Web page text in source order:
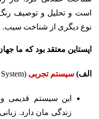
است و تحلیل و توصیف
نوع دیگری از شناخت سیب.
اپستاین معتقد بود که ما
الف) سیستم تجربی (Experiential System)
این سیستم قدیمی‌
زندگی مان دارد.